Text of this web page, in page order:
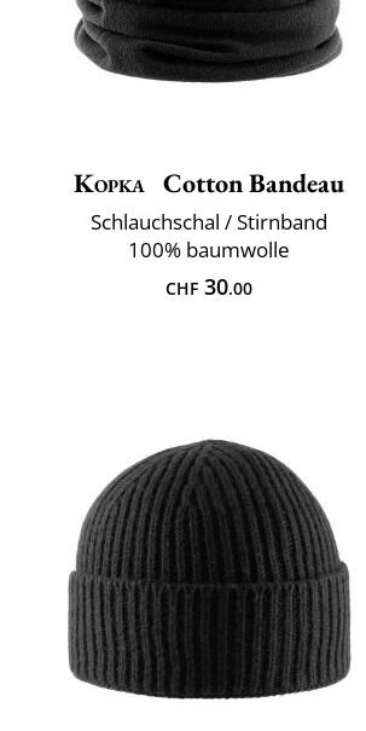
Kopka Cotton Bandeau
Schlauchschal / Stirnband
100% baumwolle
CHF30.00